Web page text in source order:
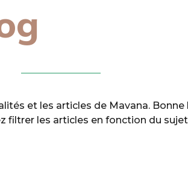
et les articles de Mavana. Bonne
filtrer les articles en fonction du